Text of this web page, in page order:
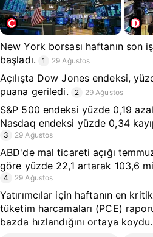
New York borsası haftanın son
başladı.
1 29 Ağustos
Açılışta Dow Jones endeksi,
puana geriledi.
2 29 Ağustos
S&P 500 endeksi yüzde 0,19
Nasdaq endeksi yüzde 0,34
3 29 Ağustos
ABD'de mal ticareti açığı
göre yüzde 22,1 artarak 103,6
4 29 Ağustos
Yatırımcılar için haftanın en
tüketim harcamaları (PCE)
bazda hızlandığını ortaya koydu.